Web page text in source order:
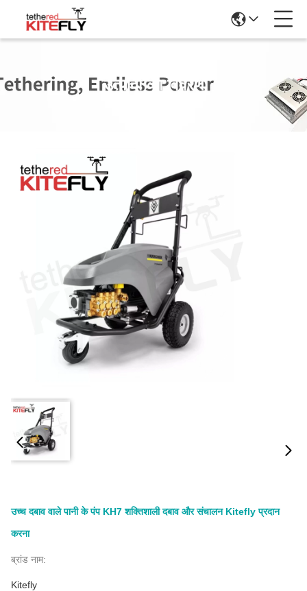
उत्पादों का विवरण
उच्च दबाव वाले पानी के पंप KH7 शक्तिशाली दबाव और संचालन Kitefly प्रदान
करना
ब्रांड नाम:
Kitefly